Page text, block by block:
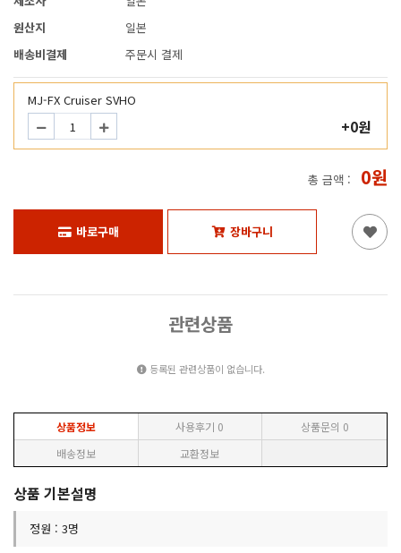
원산지
일본
배송비결제
주문시 결제
MJ-FX Cruiser SVHO
+0원
총 금액 : 0원
바로구매 장바구니
관련상품
등록된 관련상품이 없습니다.
상품정보 사용후기 0 상품문의 0
배송정보
교환정보
상품 기본설명
정원 : 3명